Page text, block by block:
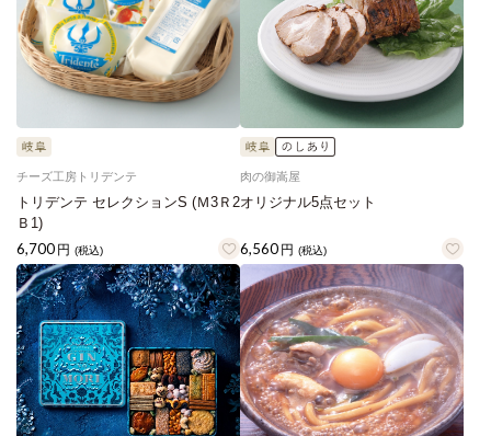
チーズ工房トリデンテ
トリデンテ セレクションS (Ｍ3Ｒ2
Ｂ1)
6,700 円 (税込)
肉の御嵩屋
オリジナル5点セット
6,560 円 (税込)